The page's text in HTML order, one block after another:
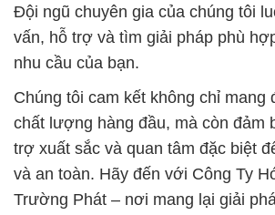
Đội ngũ chuyên gia của chúng tôi
vấn, hỗ trợ và tìm giải pháp phù
nhu cầu của bạn.
Chúng tôi cam kết không chỉ mang
chất lượng hàng đầu, mà còn đảm
trợ xuất sắc và quan tâm đặc biệt
và an toàn. Hãy đến với Công Ty
Trường Phát – nơi mang lại giải